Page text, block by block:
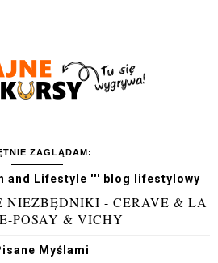
ZAGLĄDAM:
and Lifestyle ''' blog lifestylowy
NIEZBĘDNIKI - CERAVE & LA
POSAY & VICHY
Myślami